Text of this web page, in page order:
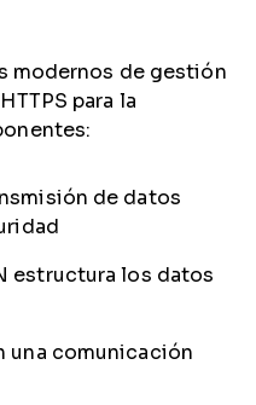
modernos de gestión
para la
de datos
estructura los datos
una comunicación